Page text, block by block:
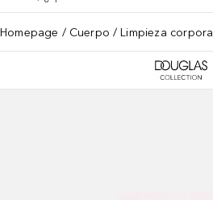
Homepage Cuerpo Limpieza corporal